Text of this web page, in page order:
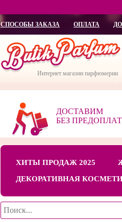
СПОСОБЫ ЗАКАЗА ОПЛАТА
Интернет магазин парфюмерии
ДОСТАВИМ
БЕЗ
ХИТЫ ПРОДАЖ 2025
ДЕКОРАТИВНАЯ